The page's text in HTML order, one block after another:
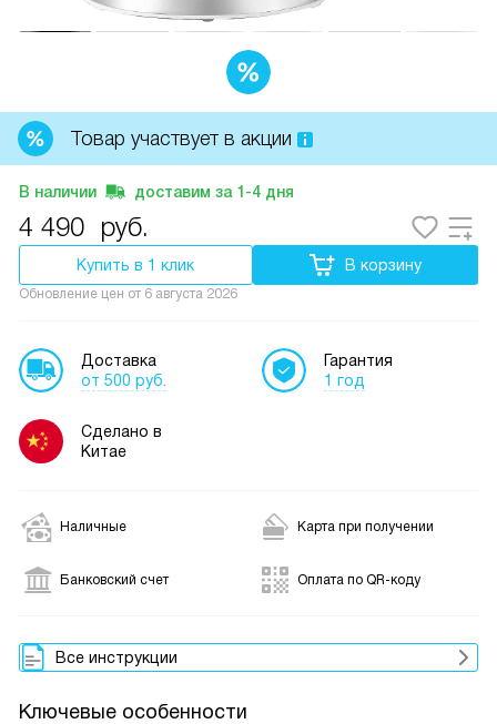
Товар участвует в акции
В наличии доставим за 1-4 дня
4 490 руб.
Купить в 1 клик В корзину
Обновление цен от 6 августа 2026
Доставка
от 500 руб.
Гарантия
1 год
Сделано в
Китае
Наличные Карта при получении
Банковский счет Оплата по QR-коду
Все инструкции
Ключевые особенности